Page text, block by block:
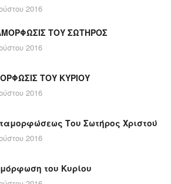
2016
ΤΟΥ ΣΩΤΗΡΟΣ
2016
ΤΟΥ ΚΥΡΙΟΥ
2016
Του Σωτήρος Χριστού
2016
του Κυρίου